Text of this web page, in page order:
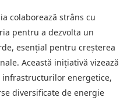
colaborează strâns cu
pentru a dezvolta un
esențial pentru creșterea
Această inițiativă vizează
energetice,
diversificate de energie